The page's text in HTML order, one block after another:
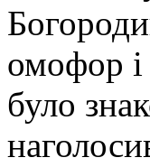
омофор і
було